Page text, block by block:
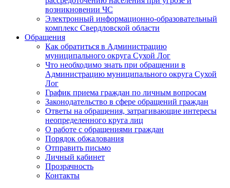
возникновении ЧС
Электронный информационно-образовательный
комплекс Свердловской области
Обращения
Как обратиться в Администрацию
муниципального округа Сухой Лог
Что необходимо знать при обращении в
Администрацию муниципального округа Сухой
Лог
График приема граждан по личным вопросам
Законодательство в сфере обращений граждан
Ответы на обращения, затрагивающие интересы
неопределенного круга лиц
О работе с обращениями граждан
Порядок обжалования
Отправить письмо
Личный кабинет
Прозрачность
Контакты